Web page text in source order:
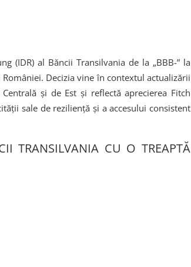
(IDR) al Băncii Transilvania de la „BBB-” la
Decizia vine în contextul actualizării
și de Est și reflectă aprecierea Fitch
sale de reziliență și a accesului consistent
TRANSILVANIA CU O TREAPTĂ